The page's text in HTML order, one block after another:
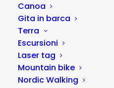
Canoa
Gita in barca
Terra
Escursioni
Laser tag
Mountain bike
Nordic Walking